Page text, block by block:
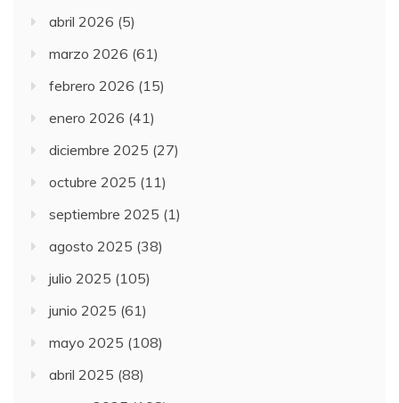
abril 2026 (5)
marzo 2026 (61)
febrero 2026 (15)
enero 2026 (41)
diciembre 2025 (27)
octubre 2025 (11)
septiembre 2025 (1)
agosto 2025 (38)
julio 2025 (105)
junio 2025 (61)
mayo 2025 (108)
abril 2025 (88)